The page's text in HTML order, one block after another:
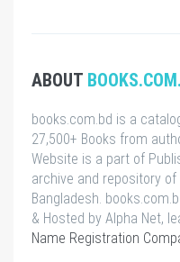
ABOUT
books.com.bd is a
27,500+ Books from
Website is a part of
archive and repository
Bangladesh.
& Hosted by Alpha Net,
Name Registration